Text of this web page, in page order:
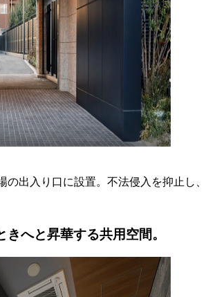
の出入り口に設置。 不法侵入を抑止し、
きへと昇華する共用空間。